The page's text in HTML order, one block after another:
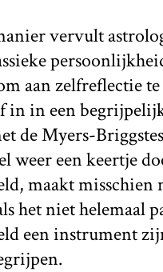
vervult
aan zelfreflectie te
in in een
de Myers-
weer een keertje
maakt misschien
het niet helemaal
een instrument